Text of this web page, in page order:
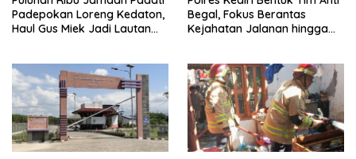
Padepokan Loreng Kedaton,
Haul Gus Miek Jadi Lautan
Begal, Fokus Berantas
Kejahatan Jalanan hingga